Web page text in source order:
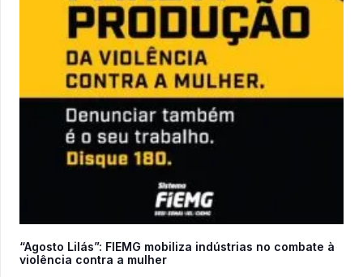
“Agosto Lilás”: FIEMG mobiliza indústrias no combate à
violência contra a mulher